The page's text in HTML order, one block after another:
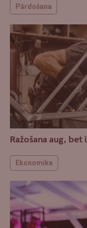
Pārdošana
Ražošana aug,
Ekonomika